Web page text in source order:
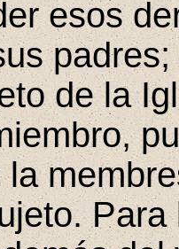
esos
de la